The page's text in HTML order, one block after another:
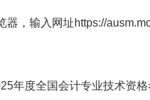
输入网址https://
度全国会计专业技术资格